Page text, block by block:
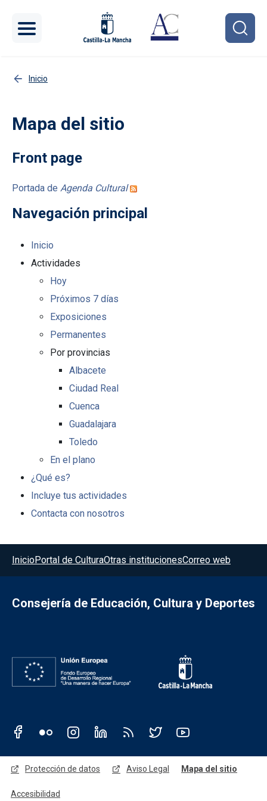
Inicio
Mapa del sitio
Front page
Portada de Agenda Cultural
Navegación principal
Inicio
Actividades
Hoy
Próximos 7 días
Exposiciones
Permanentes
Por provincias
Albacete
Ciudad Real
Cuenca
Guadalajara
Toledo
En el plano
¿Qué es?
Incluye tus actividades
Contacta con nosotros
Menú del pie
InicioPortal de CulturaOtras institucionesCorreo web
Consejería de Educación, Cultura y Deportes
Redes sociales JCCM
Menú legal
Protección de datos Aviso Legal Mapa del sitio
Accesibilidad